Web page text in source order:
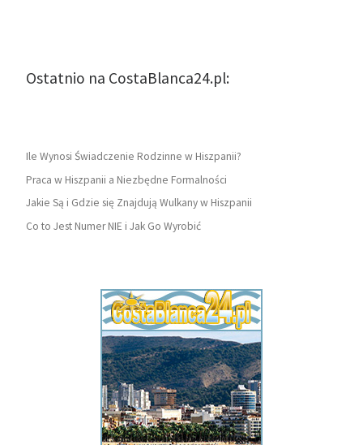
Ostatnio na CostaBlanca24.pl:
Ile Wynosi Świadczenie Rodzinne w Hiszpanii?
Praca w Hiszpanii a Niezbędne Formalności
Jakie Są i Gdzie się Znajdują Wulkany w Hiszpanii
Co to Jest Numer NIE i Jak Go Wyrobić